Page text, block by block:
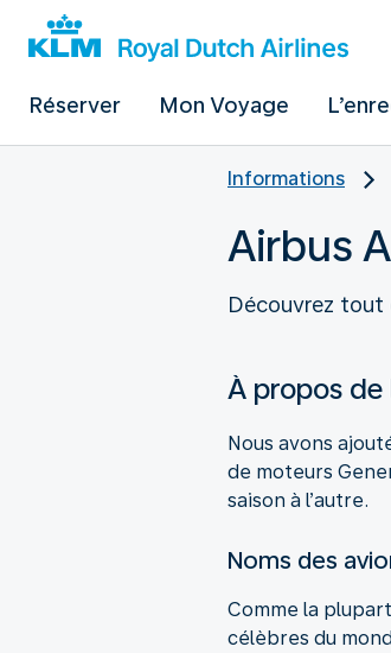
Réserver Mon Voyage
Informations
Airbus
Découvrez tout
À propos de
Nous avons
de moteurs
saison à l’autre.
Noms des
Comme la
célèbres du